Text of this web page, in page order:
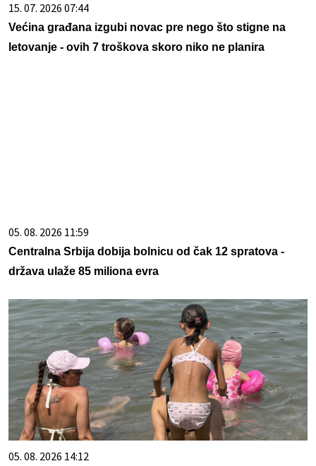
15. 07. 2026 07:44
Većina građana izgubi novac pre nego što stigne na
letovanje - ovih 7 troškova skoro niko ne planira
05. 08. 2026 11:59
Centralna Srbija dobija bolnicu od čak 12 spratova -
država ulaže 85 miliona evra
05. 08. 2026 14:12